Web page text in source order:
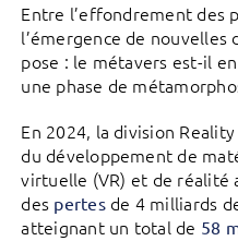
Entre l’effondrement des
l’émergence de nouvelles
pose : le métavers est-il
une phase de
En 2024, la division
du développement de
virtuelle (VR) et de réalité
des pertesde 4 milliards
atteignant un total de 58